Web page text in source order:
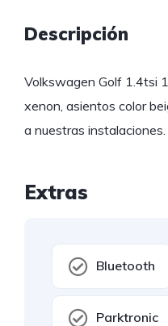
Descripción
Volkswagen Golf 1.4tsi
xenon, asientos color
a nuestras instalaciones.
Extras
Bluetooth
Parktronic